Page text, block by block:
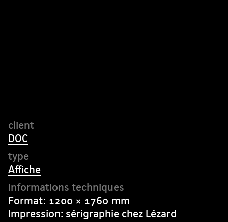
DOC
Affiche
Format: 1200 × 1760 mm
Impression: sérigraphie chez Lézard